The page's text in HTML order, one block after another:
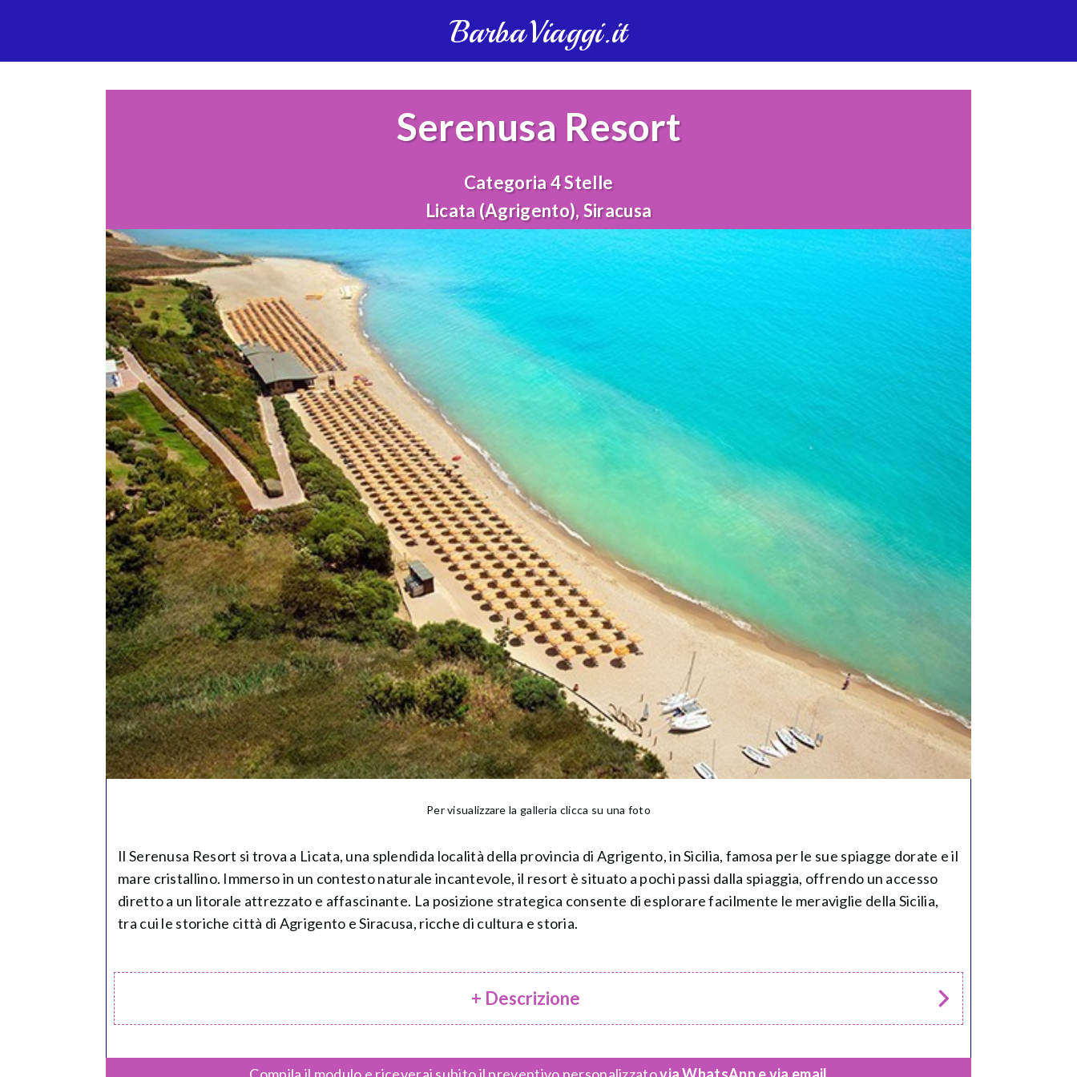
BarbaViaggi.it
Serenusa Resort
Categoria 4 Stelle
Licata (Agrigento), Siracusa
Per visualizzare la galleria clicca su una foto
Il Serenusa Resort si trova a Licata, una splendida località della provincia di Agrigento, in Sicilia, famosa per le sue spiagge dorate e il
mare cristallino. Immerso in un contesto naturale incantevole, il resort è situato a pochi passi dalla spiaggia, offrendo un accesso
diretto a un litorale attrezzato e affascinante. La posizione strategica consente di esplorare facilmente le meraviglie della Sicilia,
tra cui le storiche città di Agrigento e Siracusa, ricche di cultura e storia.
+ Descrizione